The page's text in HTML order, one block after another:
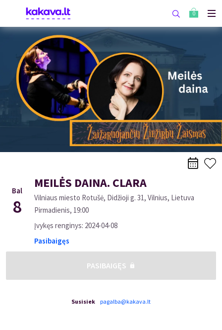
0
Bal
8
MEILĖS DAINA. CLARA
Vilniaus miesto Rotušė, Didžioji g. 31, Vilnius, Lietuva
Pirmadienis, 19:00
Įvykęs renginys: 2024-04-08
Pasibaigęs
PASIBAIGĘS
Susisiek pagalba@kakava.lt